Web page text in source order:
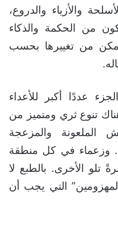
والأزياء والدروع،
من الحكمة والذكاء
من تغييرها بحسب
عددًا أكبر للأعداء
تنوع ثري ومتميز من
الملعونة والمزعجة
وزعماء في كل منطقة
تلو الأخرى. بالطبع لا
التي يجب أن